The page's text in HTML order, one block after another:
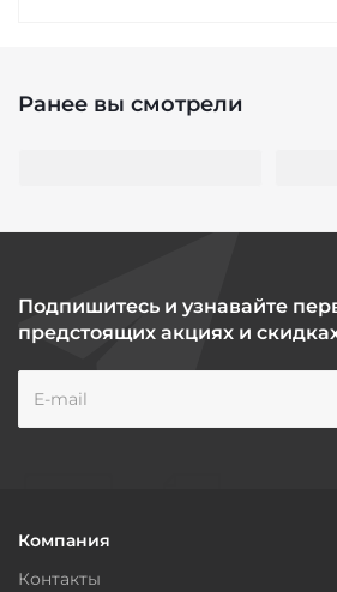
Ранее вы смотрели
Подпишитесь и узнавайте
предстоящих акциях и
Компания
Контакты